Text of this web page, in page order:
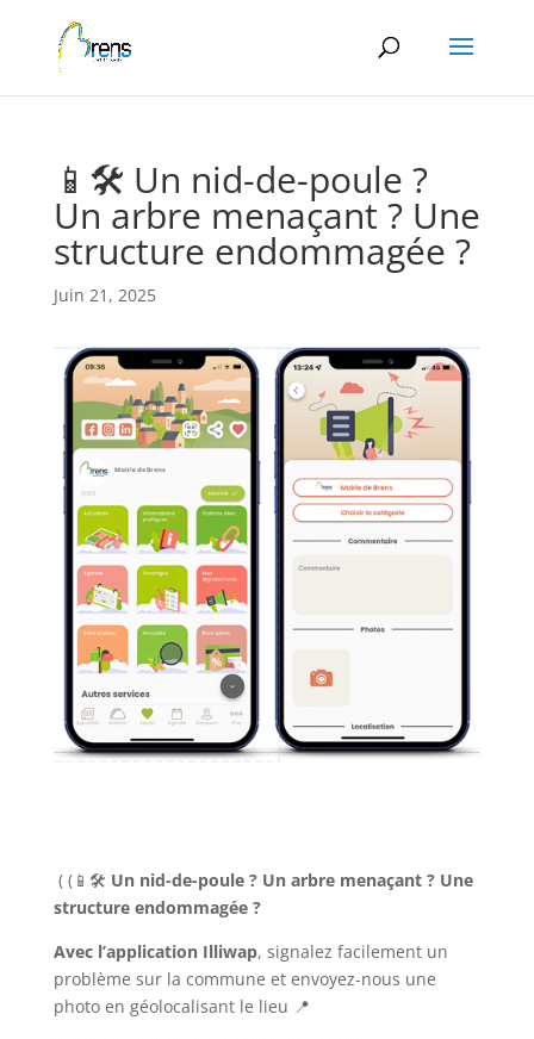
📱🛠️ Un nid-de-poule ?
Un arbre menaçant ? Une
structure endommagée ?
Juin 21, 2025
( (📱🛠️ Un nid-de-poule ? Un arbre menaçant ? Une
structure endommagée ?
Avec l’application Illiwap, signalez facilement un
problème sur la commune et envoyez-nous une
photo en géolocalisant le lieu 📍